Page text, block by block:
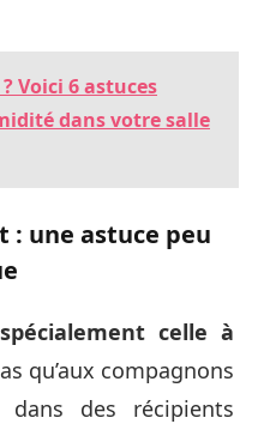
? Voici 6 astuces
dans votre salle
: une astuce peu
celle à
qu’aux compagnons
dans des récipients